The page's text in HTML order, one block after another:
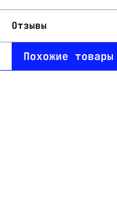
Отзывы
Похожие товары